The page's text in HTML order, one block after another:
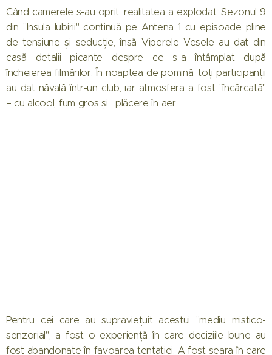
Când camerele s-au oprit, realitatea a explodat. Sezonul 9
din "Insula Iubirii" continuă pe Antena 1 cu episoade pline
de tensiune și seducție, însă Viperele Vesele au dat din
casă detalii picante despre ce s-a întâmplat după
încheierea filmărilor. În noaptea de pomină, toți participanții
au dat năvală într-un club, iar atmosfera a fost "încărcată"
– cu alcool, fum gros și... plăcere în aer.
Pentru cei care au supraviețuit acestui "mediu mistico-
senzorial", a fost o experiență în care deciziile bune au
fost abandonate în favoarea tentației. A fost seara în care